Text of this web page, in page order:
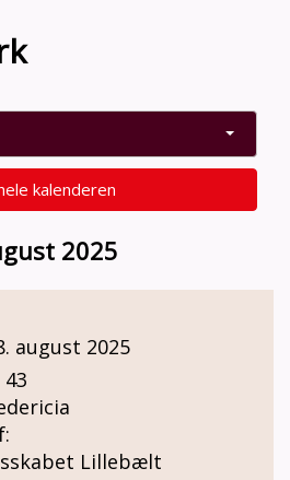
kalenderen
2025
august 2025
Lillebælt